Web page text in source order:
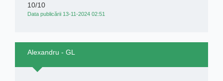
10/10
Data publicării 13-11-2024 02:51
Alexandru - GL